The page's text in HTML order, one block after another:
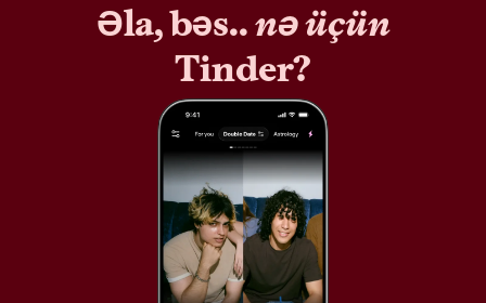
Əla, bəs..nə üçün
Tinder?